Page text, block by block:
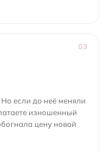
03
если до неё меняли
изношенный
цену новой